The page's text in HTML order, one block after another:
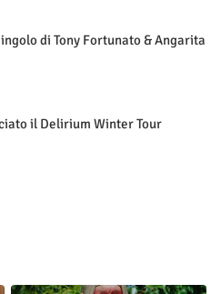
di Tony Fortunato & Angarita
il Delirium Winter Tour